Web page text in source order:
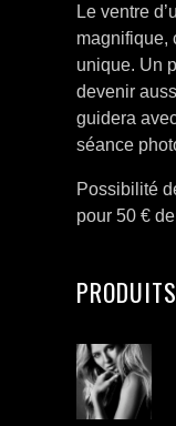
Le ventre
magnifique,
unique. Un
devenir
guidera
séance
Possibilité
pour 50 €